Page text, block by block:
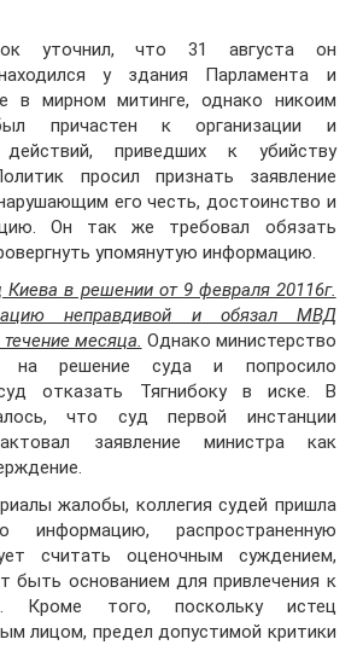
уточнил, что 31 августа он
у здания Парламента и
в мирном митинге, однако никоим
причастен к организации и
действий, приведших к убийству
просил признать заявление
его честь, достоинство и
Он так же требовал обязать
упомянутую информацию.
Киева в решении от 9 февраля 20116г.
неправдивой и обязал МВД
течение месяца. Однако министерство
на решение суда и попросило
отказать Тягнибоку в иске. В
что суд первой инстанции
заявление министра как
жалобы, коллегия судей пришла
распространенную
считать оценочным суждением,
быть основанием для привлечения к
Кроме того, поскольку истец
лицом, предел допустимой критики